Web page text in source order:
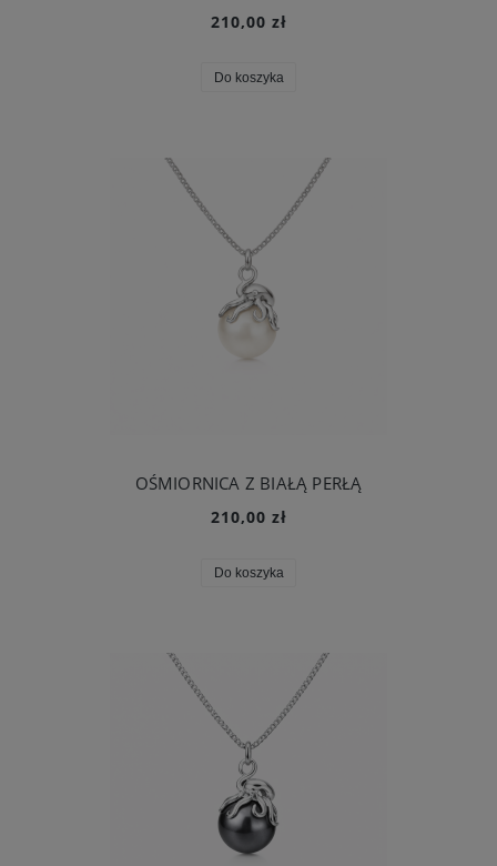
210,00 zł
Do koszyka
OŚMIORNICA Z BIAŁĄ PERŁĄ
210,00 zł
Do koszyka